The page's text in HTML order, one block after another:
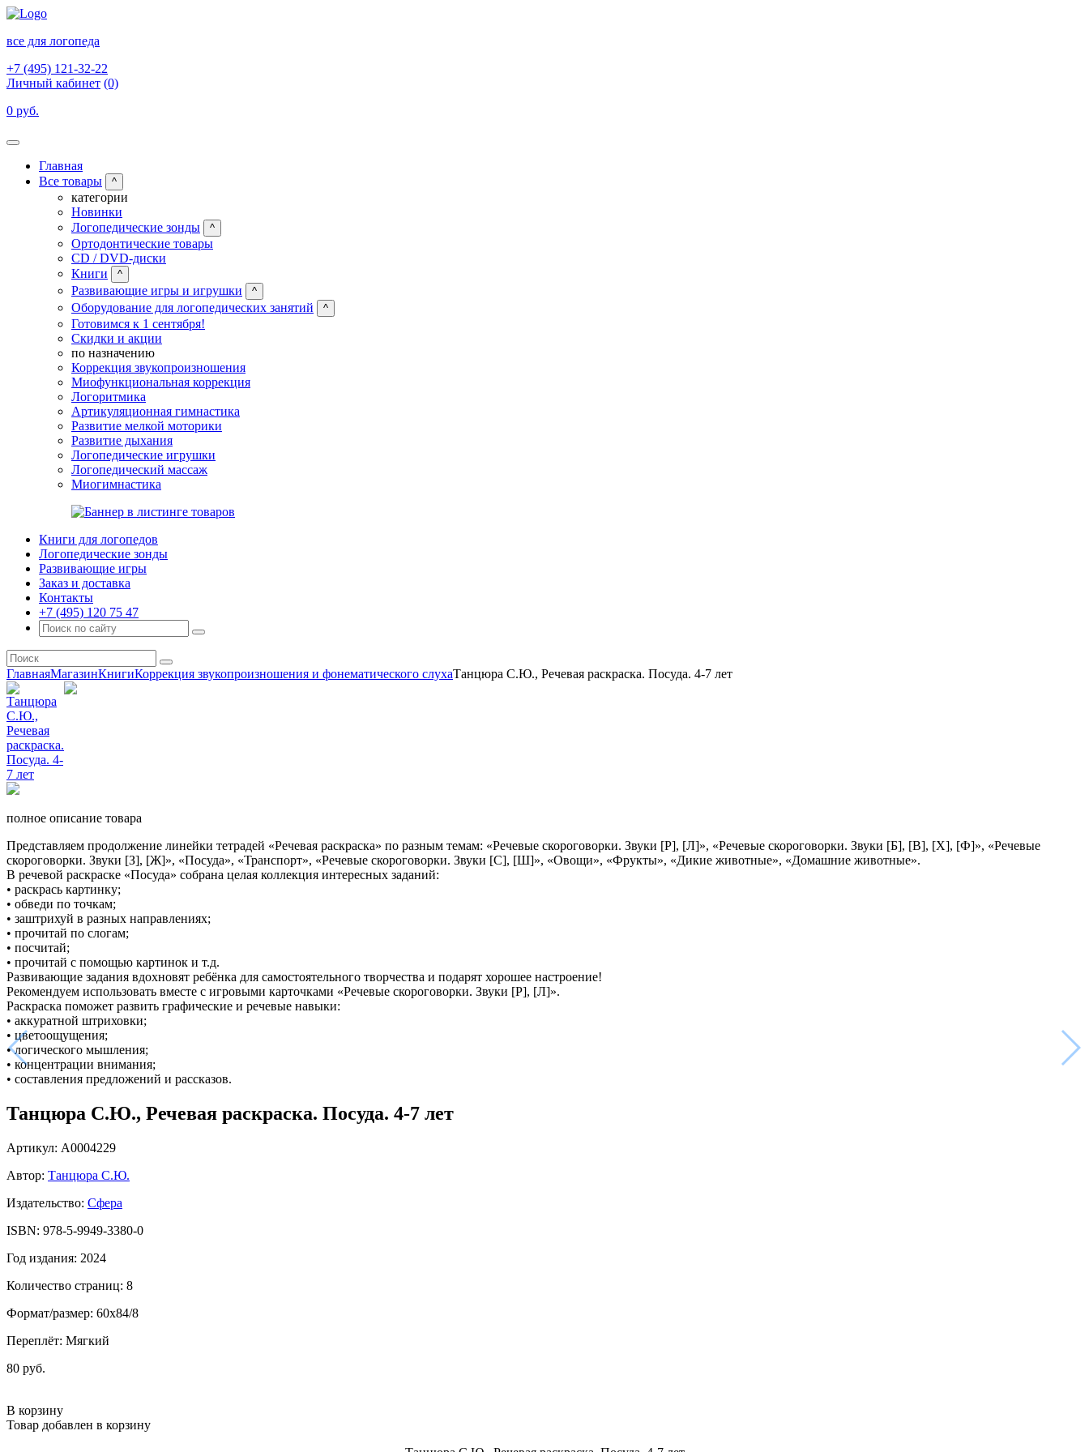
все для логопеда
+7 (495) 121-32-22
Личный кабинет (0)
0 руб.
Главная
Все товары
^
категории
Новинки
Логопедические зонды
^
Ортодонтические товары
CD / DVD-диски
Книги
^
Развивающие игры и игрушки ^
Оборудование для логопедических занятий ^
Готовимся к 1 сентября!
Скидки и акции
по назначению
Коррекция звукопроизношения
Миофункциональная коррекция
Логоритмика
Артикуляционная гимнастика
Развитие мелкой моторики
Развитие дыхания
Логопедические игрушки
Логопедический массаж
Миогимнастика
Книги для логопедов
Логопедические зонды
Развивающие игры
Заказ и доставка
Контакты
+7 (495) 120 75 47
ГлавнаяМагазинКнигиКоррекция звукопроизношения и фонематического слухаТанцюра С.Ю., Речевая раскраска. Посуда. 4-7 лет
полное описание товара
Представляем продолжение линейки тетрадей «Речевая раскраска» по разным темам: «Речевые скороговорки. Звуки [Р], [Л]», «Речевые скороговорки. Звуки [Б], [В], [Х], [Ф]», «Речевые
скороговорки. Звуки [З], [Ж]», «Посуда», «Транспорт», «Речевые скороговорки. Звуки [С], [Ш]», «Овощи», «Фрукты», «Дикие животные», «Домашние животные».
В речевой раскраске «Посуда» собрана целая коллекция интересных заданий:
• раскрась картинку;
• обведи по точкам;
• заштрихуй в разных направлениях;
• прочитай по слогам;
• посчитай;
• прочитай с помощью картинок и т.д.
Развивающие задания вдохновят ребёнка для самостоятельного творчества и подарят хорошее настроение!
Рекомендуем использовать вместе с игровыми карточками «Речевые скороговорки. Звуки [Р], [Л]».
Раскраска поможет развить графические и речевые навыки:
• аккуратной штриховки;
• цветоощущения;
• логического мышления;
• концентрации внимания;
• составления предложений и рассказов.
Танцюра С.Ю., Речевая раскраска. Посуда. 4-7 лет
Артикул: А0004229
Автор: Танцюра С.Ю.
Издательство: Сфера
ISBN: 978-5-9949-3380-0
Год издания: 2024
Количество страниц: 8
Формат/размер: 60х84/8
Переплёт: Мягкий
80 руб.
В корзину
Товар добавлен в корзину